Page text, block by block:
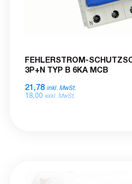
FEHLERSTROM-
3P+N TYP B 6KA MCB
21,78 inkl. MwSt.
18,00 exkl. MwSt.